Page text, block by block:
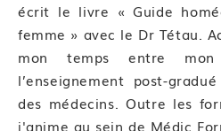
écrit le livre « Guide
femme » avec le Dr Tétau.
mon temps entre
l’enseignement post-
des médecins. Outre les
j'anime au sein de Médic